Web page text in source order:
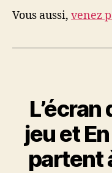
Vous aussi, venez
jeu et
partent